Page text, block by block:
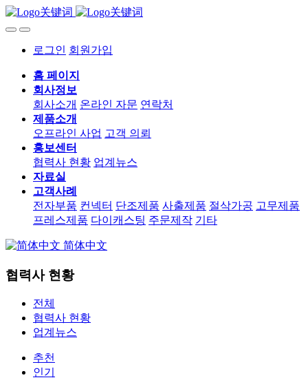
로그인 회원가입
홈 페이지
회사정보
회사소개 온라인 자문 연락처
제품소개
오프라인 사업 고객 의뢰
홍보센터
협력사 현황 업계뉴스
자료실
고객사례
전자부품 컨넥터 단조제품 사출제품 절삭가공 고무제품
프레스제품 다이캐스팅 주문제작 기타
简体中文
협력사 현황
전체
협력사 현황
업계뉴스
추천
인기